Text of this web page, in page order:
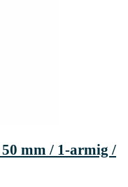
mm / 1-armig /